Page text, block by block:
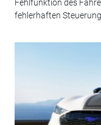
Fehlfunktion des
fehlerhaften